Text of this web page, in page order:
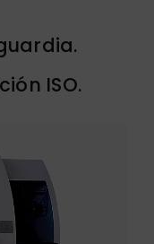
ISO.